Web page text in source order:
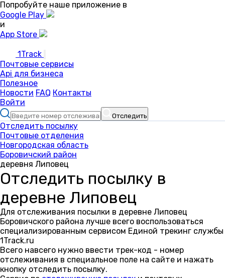
Попробуйте наше приложение в
Google Play
и
App Store
1Track
Почтовые сервисы
Api для бизнеса
Полезное
Новости FAQ Контакты
Войти
Отследить
Отследить посылку
Почтовые отделения
Новгородская область
Боровичский район
деревня Липовец
Отследить посылку в
деревне Липовец
Для отслеживания посылки в деревне Липовец
Боровичского района лучше всего воспользоваться
специализированным сервисом Единой трекинг службы
1Track.ru
Всего навсего нужно ввести трек-код - номер
отслеживания в специальное поле на сайте и нажать
кнопку отследить посылку.